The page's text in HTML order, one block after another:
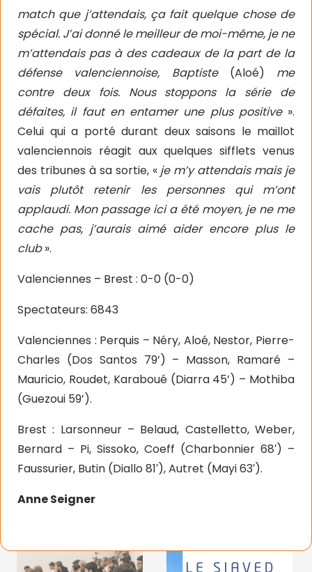
match que j’attendais, ça fait quelque chose de
spécial. J’ai donné le meilleur de moi-même, je ne
m’attendais pas à des cadeaux de la part de la
défense valenciennoise, Baptiste(Aloé) me
contre deux fois. Nous stoppons la série de
défaites, il faut en entamer une plus positive».
Celui qui a porté durant deux saisons le maillot
valenciennois réagit aux quelques sifflets venus
des tribunes à sa sortie, « je m’y attendais mais je
vais plutôt retenir les personnes qui m’ont
applaudi. Mon passage ici a été moyen, je ne me
cache pas, j’aurais aimé aider encore plus le
club».
Valenciennes – Brest : 0-0 (0-0)
Spectateurs: 6843
Valenciennes : Perquis – Néry, Aloé, Nestor, Pierre-
Charles (Dos Santos 79’) – Masson, Ramaré –
Mauricio, Roudet, Karaboué (Diarra 45’) – Mothiba
(Guezoui 59’).
Brest : Larsonneur – Belaud, Castelletto, Weber,
Bernard – Pi, Sissoko, Coeff (Charbonnier 68′) –
Faussurier, Butin (Diallo 81′), Autret (Mayi 63′).
Anne Seigner